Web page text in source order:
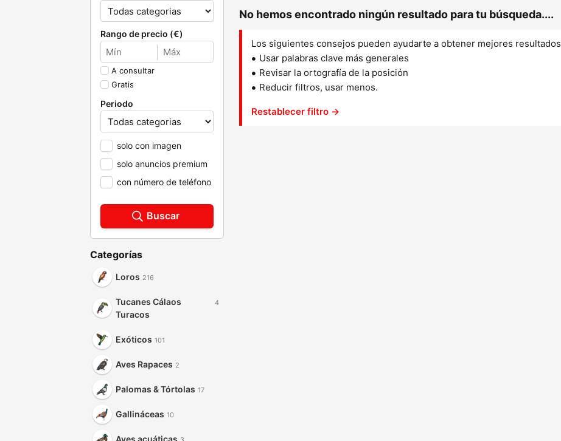
Rango de precio (€)
A consultar
Gratis
Periodo
solo con imagen
solo anuncios premium
con número de teléfono
Buscar
Categorías
Loros 216
Tucanes Cálaos
Turacos
4
Exóticos 101
Aves Rapaces 2
Palomas & Tórtolas 17
Gallináceas 10
Aves acuáticas
No hemos encontrado ningún resultado para tu búsqueda....
Los siguientes consejos pueden ayudarte a obtener mejores resultados
Usar palabras clave más generales
Revisar la ortografía de la posición
Reducir filtros, usar menos.
Restablecer filtro →